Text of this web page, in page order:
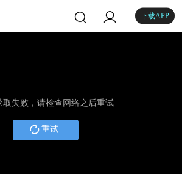
下载APP
取失败，请检查网络之后重试
重试